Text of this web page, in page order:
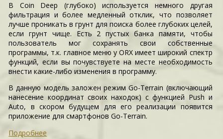
В Coin Deep (глубоко) используется немного другая
фильтрация и более медленный отклик, что позволяет
лучше проникать в грунт для поиска более глубоких целей,
если грунт чище. Есть 2 пустых банка памяти, чтобы
пользователь мог сохранять свои собственные
программы, т.к. главное меню у ORX имеет широкий спектр
функций, если вы почувствуете на месте необходимость
внести какие-либо изменения в программу.
В данную модель заложен режим Go-Terrain (включающий
нанесение координат своих находок) с функцией Push и
Auto, в скором будущем для его реализации появится
приложение для смартфонов Go-Terrain.
Подробнее